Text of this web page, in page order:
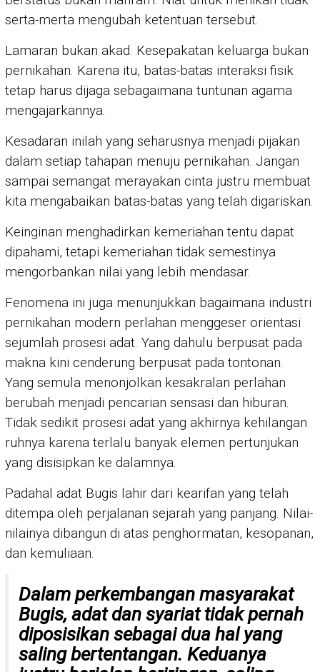
serta-merta mengubah ketentuan tersebut.
Lamaran bukan akad. Kesepakatan keluarga bukan
pernikahan. Karena itu, batas-batas interaksi fisik
tetap harus dijaga sebagaimana tuntunan agama
mengajarkannya.
Kesadaran inilah yang seharusnya menjadi pijakan
dalam setiap tahapan menuju pernikahan. Jangan
sampai semangat merayakan cinta justru membuat
kita mengabaikan batas-batas yang telah digariskan.
Keinginan menghadirkan kemeriahan tentu dapat
dipahami, tetapi kemeriahan tidak semestinya
mengorbankan nilai yang lebih mendasar.
Fenomena ini juga menunjukkan bagaimana industri
pernikahan modern perlahan menggeser orientasi
sejumlah prosesi adat. Yang dahulu berpusat pada
makna kini cenderung berpusat pada tontonan.
Yang semula menonjolkan kesakralan perlahan
berubah menjadi pencarian sensasi dan hiburan.
Tidak sedikit prosesi adat yang akhirnya kehilangan
ruhnya karena terlalu banyak elemen pertunjukan
yang disisipkan ke dalamnya.
Padahal adat Bugis lahir dari kearifan yang telah
ditempa oleh perjalanan sejarah yang panjang. Nilai-
nilainya dibangun di atas penghormatan, kesopanan,
dan kemuliaan.
Dalam perkembangan masyarakat
Bugis, adat dan syariat tidak pernah
diposisikan sebagai dua hal yang
saling bertentangan. Keduanya